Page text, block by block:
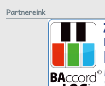
Partnereink